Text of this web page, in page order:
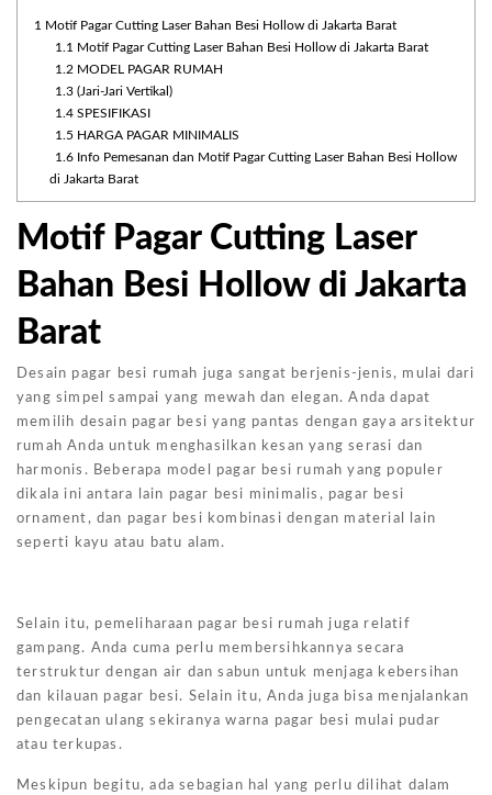
1
Motif Pagar Cutting Laser Bahan Besi Hollow di Jakarta Barat
1.1
Motif Pagar Cutting Laser Bahan Besi Hollow di Jakarta Barat
1.2 MODEL PAGAR RUMAH
1.3(Jari-Jari Vertikal)
1.4SPESIFIKASI
1.5 HARGA PAGAR MINIMALIS
1.6Info Pemesanan dan Motif Pagar Cutting Laser Bahan Besi Hollow
di Jakarta Barat
Motif Pagar Cutting Laser
Bahan Besi Hollow di Jakarta
Barat
Desain pagar besi rumah juga sangat berjenis-jenis, mulai dari
yang simpel sampai yang mewah dan elegan. Anda dapat
memilih desain pagar besi yang pantas dengan gaya arsitektur
rumah Anda untuk menghasilkan kesan yang serasi dan
harmonis. Beberapa model pagar besi rumah yang populer
dikala ini antara lain pagar besi minimalis, pagar besi
ornament, dan pagar besi kombinasi dengan material lain
seperti kayu atau batu alam.
Selain itu, pemeliharaan pagar besi rumah juga relatif
gampang. Anda cuma perlu membersihkannya secara
terstruktur dengan air dan sabun untuk menjaga kebersihan
dan kilauan pagar besi. Selain itu, Anda juga bisa menjalankan
pengecatan ulang sekiranya warna pagar besi mulai pudar
atau terkupas.
Meskipun begitu, ada sebagian hal yang perlu dilihat dalam